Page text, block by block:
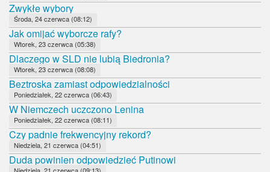
Zwykłe wybory
Środa, 24 czerwca (08:12)
Jak omijać wyborcze rafy?
Wtorek, 23 czerwca (05:38)
Dlaczego w SLD nie lubią Biedronia?
Wtorek, 23 czerwca (08:08)
Beztroska zamiast odpowiedzialności
Poniedziałek, 22 czerwca (06:43)
W Niemczech uczczono Lenina
Poniedziałek, 22 czerwca (08:11)
Czy padnie frekwencyjny rekord?
Niedziela, 21 czerwca (04:51)
Duda powinien odpowiedzieć Putinowi
Niedziela, 21 czerwca (09:13)